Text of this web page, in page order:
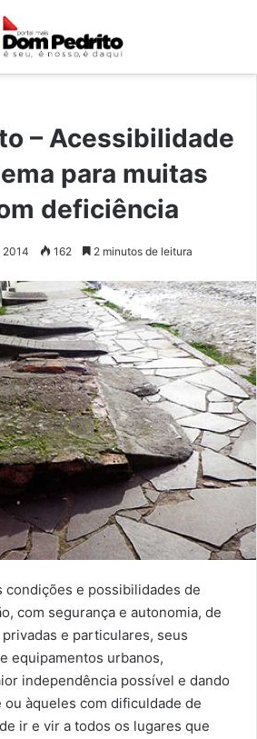
– Acessibilidade
para muitas
deficiência
2014 162 2 minutos de leitura
condições e possibilidades de
com segurança e autonomia, de
e particulares, seus
equipamentos urbanos,
independência possível e dando
àqueles com dificuldade de
ir e vir a todos os lugares que